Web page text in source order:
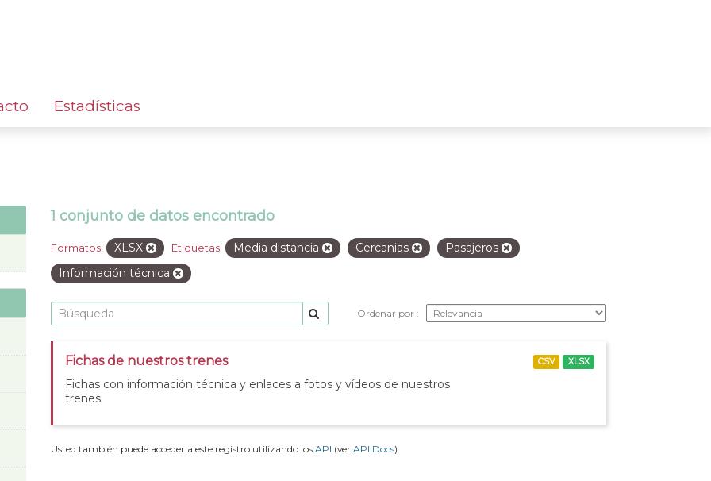
Estadísticas
1 conjunto de datos encontrado
Formatos: XLSX Etiquetas: Media distancia Cercanias
Pasajeros
Información técnica
Ordenar por
Fichas de nuestros trenes
Fichas con información técnica y enlaces a fotos y vídeos de nuestros
trenes
CSV XLSX
Usted también puede acceder a este registro utilizando los API (ver API Docs).